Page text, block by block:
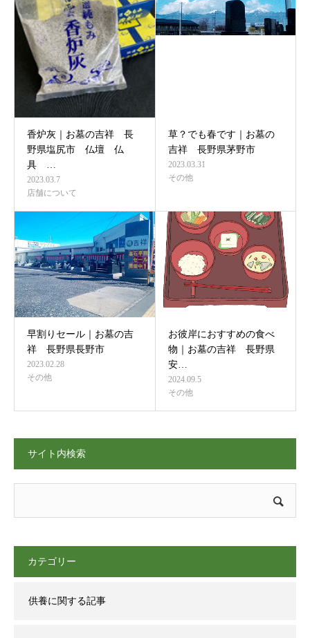
香炉灰｜お墓の吉祥 長
野県塩尻市 仏壇 仏
具 …
2023.03.7
店舗について
草？でも春です｜お墓の
吉祥 長野県茅野市
2023.03.31
その他
早割りセール｜お墓の吉
祥 長野県長野市
2023.02.28
その他
お彼岸におすすめの食べ
物｜お墓の吉祥 長野県
安…
2024.09.5
その他
サイト内検索
カテゴリー
供養に関する記事